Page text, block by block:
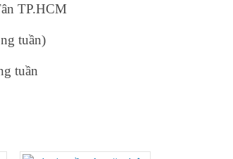
TP.HCM
tuần)
tuần